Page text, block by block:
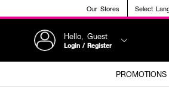
Our Stores Select
Hello, Guest
Login / Register
PROMOTIONS